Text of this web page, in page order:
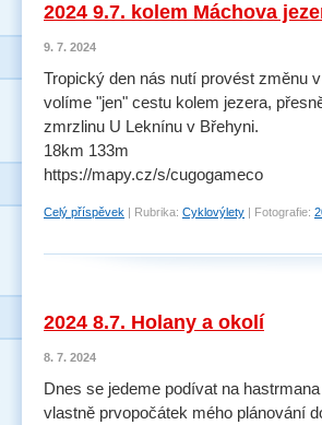
2024 9.7. kolem Máchova
9. 7. 2024
Tropický den nás nutí provést změnu
volíme "jen" cestu kolem jezera,
zmrzlinu U Leknínu v Břehyni.
18km 133m
https://mapy.cz/s/cugogameco
Celý příspěvek | Rubrika: Cyklovýlety | Fotografie:
2024 8.7. Holany a okolí
8. 7. 2024
Dnes se jedeme podívat na
vlastně prvopočátek mého plánování